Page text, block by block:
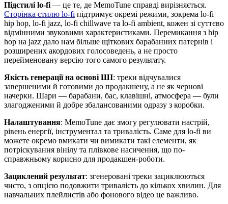
Підстилі lo-fi — це те, де MemoTune справді вирізняється.
Сторінка стилю lo-fi підтримує окремі режими, зокрема lo-fi
hip hop, lo-fi jazz, lo-fi chillwave та lo-fi ambient, кожен зі суттєво
відмінними звуковими характеристиками. Перемикання з hip
hop на jazz дало нам більше щіткових барабанних патернів і
розширених акордових голосоведень, а не просто
перейменовану версію того самого результату.
Якість генерації на основі ШІ: треки відчувалися
завершеними й готовими до продакшену, а не як чернові
начерки. Шари — барабани, бас, клавішні, атмосфера — були
злагодженими й добре збалансованими одразу з коробки.
Налаштування: MemoTune дає змогу регулювати настрій,
рівень енергії, інструментал та тривалість. Саме для lo-fi ви
можете окремо вмикати чи вимикати такі елементи, як
потріскування вінілу та плівкове насичення, що по-
справжньому корисно для продакшен-роботи.
Зациклений результат: згенеровані треки зациклюються
чисто, з опцією подовжити тривалість до кількох хвилин. Для
навчальних плейлистів або фонового відео це важливо.